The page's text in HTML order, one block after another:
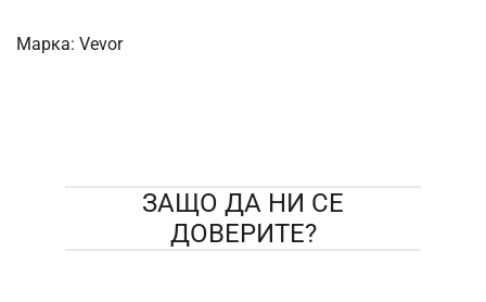
Марка: Vevor
ЗАЩО ДА НИ СЕ
ДОВЕРИТЕ?